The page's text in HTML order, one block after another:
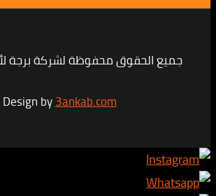
محفوظة لشركة برجة لأعمال الديكور
Design by